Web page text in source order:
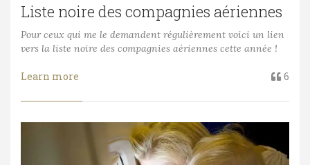
Liste noire des compagnies aériennes
Pour ceux qui me le demandent régulièrement voici un lien
vers la liste noire des compagnies aériennes cette année !
Learn more 6